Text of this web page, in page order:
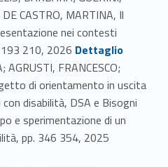
CASTRO, MARTINA, Il
nei contesti
210, 2026 Link identifier #identifier_person_141036-48
Dettaglio
AGRUSTI, FRANCESCO;
di orientamento in uscita
disabilità, DSA e Bisogni
e sperimentazione di un
pp. 346 354, 2025